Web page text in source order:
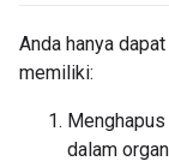
Anda hanya
memiliki:
dalam